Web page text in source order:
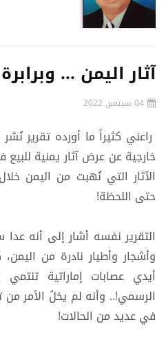
آثار اليمن ...
04 سبتمبر, 2022
راعني كثيراً ما أورده تقرير
خارجية عن عرض آثار يمنية
الآثار التي نُهبت من اليمن
حتى اللحظة!
التقرير نفسه أشار إلى أنه عدا
وأشجار وأطيار نادرة من
أيدي عصابات إماراتية تنتمي
الرسمي!.. وأنه لم يخلُ الأمر من
في عديد من الحالات!